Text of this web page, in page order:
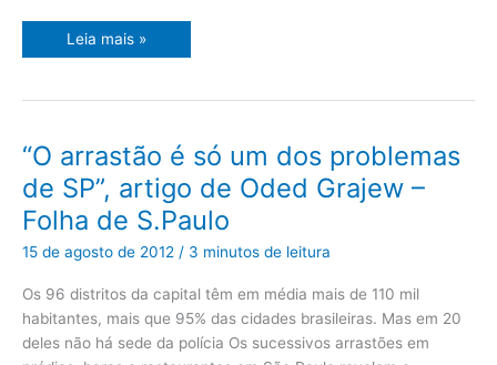
Leia mais »
“O arrastão é só um dos problemas
de SP”, artigo de Oded Grajew –
Folha de S.Paulo
15 de agosto de 2012 / 3 minutos de leitura
Os 96 distritos da capital têm em média mais de 110 mil
habitantes, mais que 95% das cidades brasileiras. Mas em 20
deles não há sede da polícia Os sucessivos arrastões em
arrastão
é
só
um
dos
problemas
de
SP”,
de
Oded
Grajew
Folha